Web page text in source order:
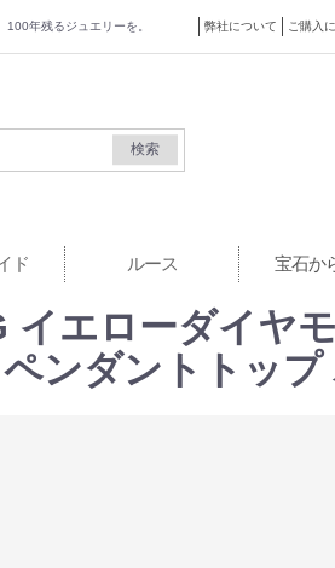
年残るジュエリーを。 弊社について ご購入
ト
検索
ド ルース 宝石か
イエローダイヤ
ンダントトッ